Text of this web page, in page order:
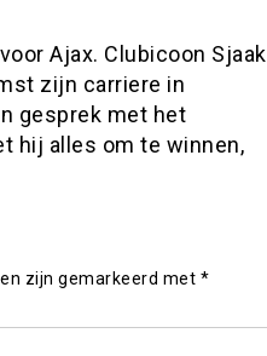
Ajax. Clubicoon Sjaak
zijn carriere in
gesprek met het
hij alles om te winnen,
zijn gemarkeerd met *